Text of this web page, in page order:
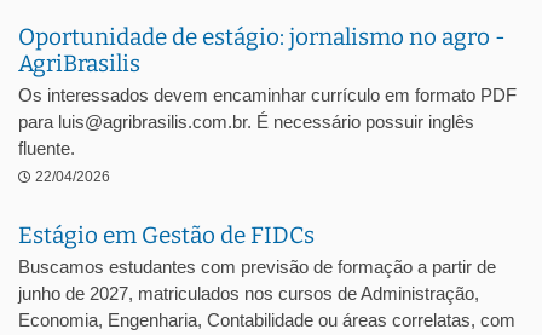
Oportunidade de estágio: jornalismo no agro -
AgriBrasilis
Os interessados devem encaminhar currículo em formato PDF
para luis@agribrasilis.com.br. É necessário possuir inglês
fluente.
22/04/2026
Estágio em Gestão de FIDCs
Buscamos estudantes com previsão de formação a partir de
junho de 2027, matriculados nos cursos de Administração,
Economia, Engenharia, Contabilidade ou áreas correlatas, com